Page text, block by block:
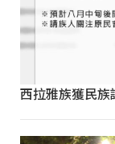
西拉雅族獲民